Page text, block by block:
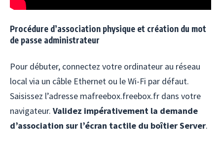
Procédure d’association physique et création du mot
de passe administrateur
Pour débuter, connectez votre ordinateur au réseau
local via un câble Ethernet ou le Wi-Fi par défaut.
Saisissez l’adresse mafreebox.freebox.fr dans votre
navigateur. Validez impérativement la demande
d’association sur l’écran tactile du boîtier Server.